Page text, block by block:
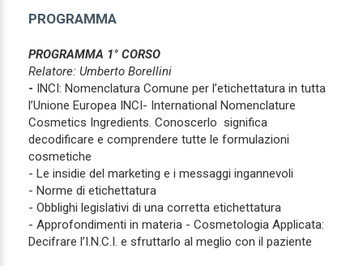
PROGRAMMA
PROGRAMMA 1° CORSO
Relatore: Umberto Borellini
- INCI: Nomenclatura Comune per l’etichettatura in tutta
l’Unione Europea INCI- International Nomenclature
Cosmetics Ingredients. Conoscerlo significa
decodificare e comprendere tutte le formulazioni
cosmetiche
- Le insidie del marketing e i messaggi ingannevoli
- Norme di etichettatura
- Obblighi legislativi di una corretta etichettatura
- Approfondimenti in materia - Cosmetologia Applicata:
Decifrare l’I.N.C.I. e sfruttarlo al meglio con il paziente